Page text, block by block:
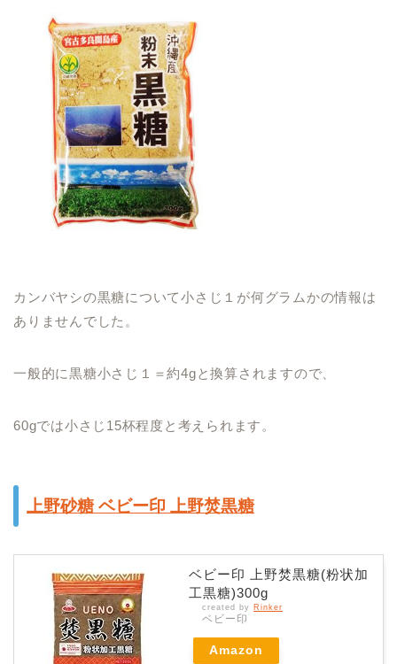
カンバヤシの黒糖について小さじ１が何グラムかの情報は
ありませんでした。
一般的に黒糖小さじ１＝約4gと換算されますので、
60gでは小さじ15杯程度と考えられます。
上野砂糖 ベビー印 上野焚黒糖
ベビー印 上野焚黒糖(粉状加
工黒糖)300g
created by Rinker
ベビー印
Amazon